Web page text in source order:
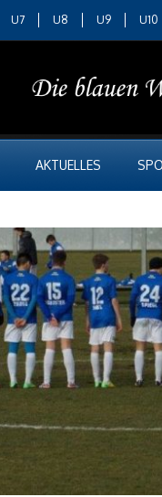
U7 U8 U9 U10
AKTUELLES